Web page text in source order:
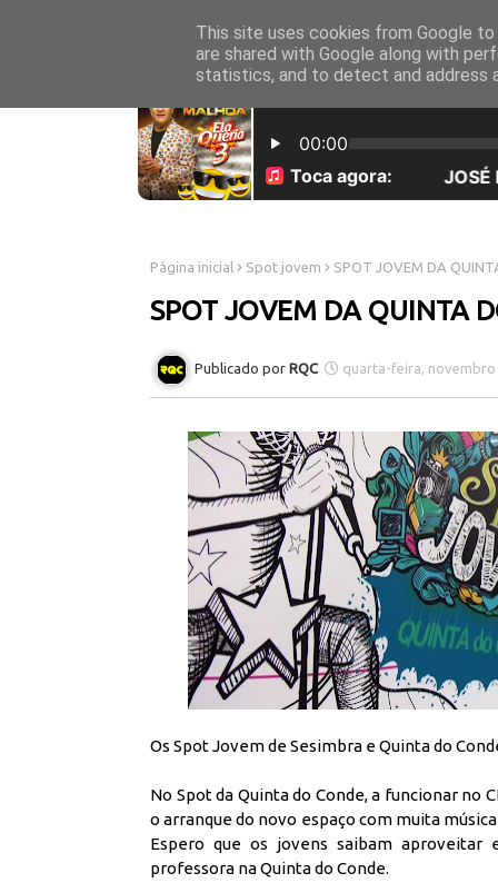
INICÍO SOBRE NÓS
Página inicial Spot jovem SPOT JOVEM DA
SPOT JOVEM DA QUINTA
RQC quarta-feira, novembro
Os Spot Jovem de Sesimbra e Quinta do
No Spot da Quinta do Conde, a funcionar no
o arranque do novo espaço com muita
Espero que os jovens saibam aproveitar
professora na Quinta do Conde.
This site uses cookies from Google
are shared with Google along with
statistics, and to detect and address